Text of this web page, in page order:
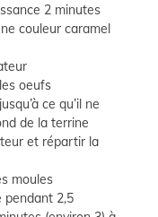
2 minutes
couleur caramel
oeufs
ce qu’il ne
de la terrine
et répartir la
moules
pendant 2,5